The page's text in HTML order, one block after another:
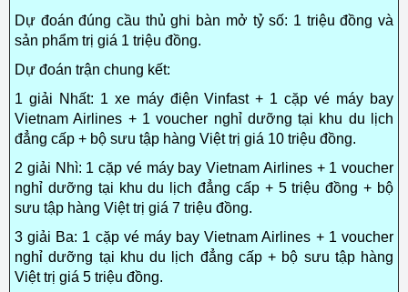
Dự đoán đúng cầu thủ ghi bàn mở tỷ số: 1 triệu đồng và
sản phẩm trị giá 1 triệu đồng.
Dự đoán trận chung kết:
1 giải Nhất: 1 xe máy điện Vinfast + 1 cặp vé máy bay
Vietnam Airlines + 1 voucher nghỉ dưỡng tại khu du lịch
đẳng cấp + bộ sưu tập hàng Việt trị giá 10 triệu đồng.
2 giải Nhì: 1 cặp vé máy bay Vietnam Airlines + 1 voucher
nghỉ dưỡng tại khu du lịch đẳng cấp + 5 triệu đồng + bộ
sưu tập hàng Việt trị giá 7 triệu đồng.
3 giải Ba: 1 cặp vé máy bay Vietnam Airlines + 1 voucher
nghỉ dưỡng tại khu du lịch đẳng cấp + bộ sưu tập hàng
Việt trị giá 5 triệu đồng.